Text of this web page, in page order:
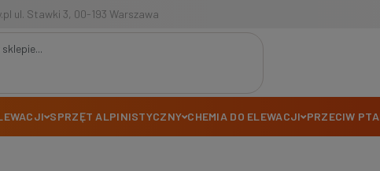
ul. Stawki 3, 00-193 Warszawa
SPRZĘT ALPINISTYCZNY CHEMIA DO ELEWACJI PRZECIW